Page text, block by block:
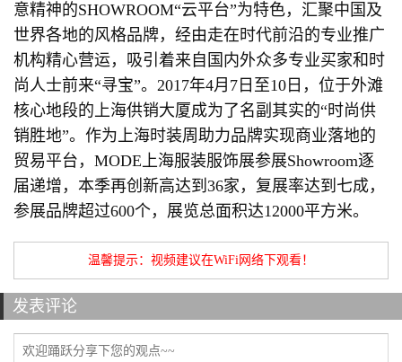
意精神的SHOWROOM“云平台”为特色，汇聚中国及
世界各地的风格品牌，经由走在时代前沿的专业推广
机构精心营运，吸引着来自国内外众多专业买家和时
尚人士前来“寻宝”。2017年4月7日至10日，位于外滩
核心地段的上海供销大厦成为了名副其实的“时尚供
销胜地”。作为上海时装周助力品牌实现商业落地的
贸易平台，MODE上海服装服饰展参展Showroom逐
届递增，本季再创新高达到36家，复展率达到七成，
参展品牌超过600个，展览总面积达12000平方米。
温馨提示：视频建议在WiFi网络下观看！
发表评论